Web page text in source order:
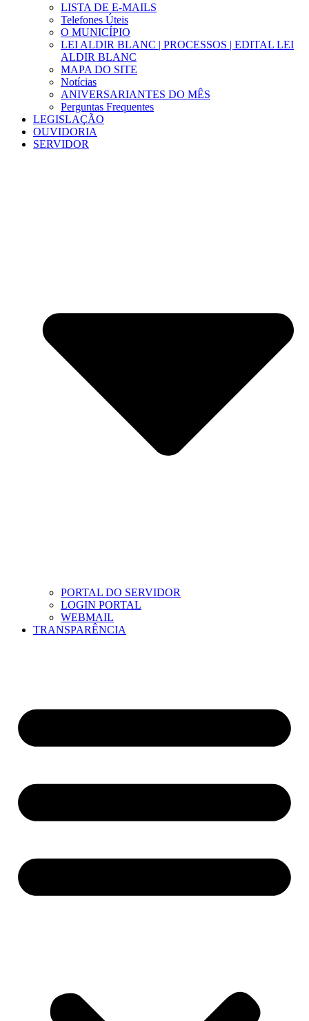
LISTA DE E-MAILS
Telefones Úteis
O MUNICÍPIO
LEI ALDIR BLANC | PROCESSOS | EDITAL LEI
ALDIR BLANC
MAPA DO SITE
Notícias
ANIVERSARIANTES DO MÊS
Perguntas Frequentes
LEGISLAÇÃO
OUVIDORIA
SERVIDOR
PORTAL DO SERVIDOR
LOGIN PORTAL
WEBMAIL
TRANSPARÊNCIA